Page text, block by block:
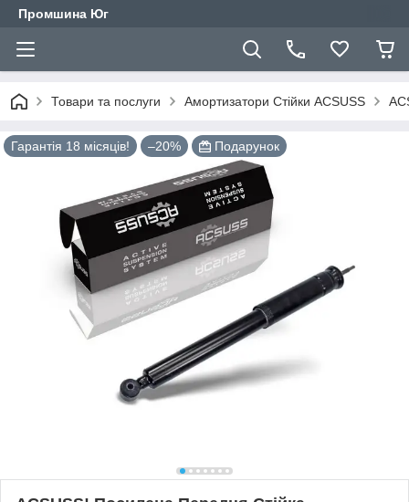
Промшина Юг
Товари та послуги Амортизатори Стійки ACSUSS
Гарантія 18 місяців! –20% Подарунок